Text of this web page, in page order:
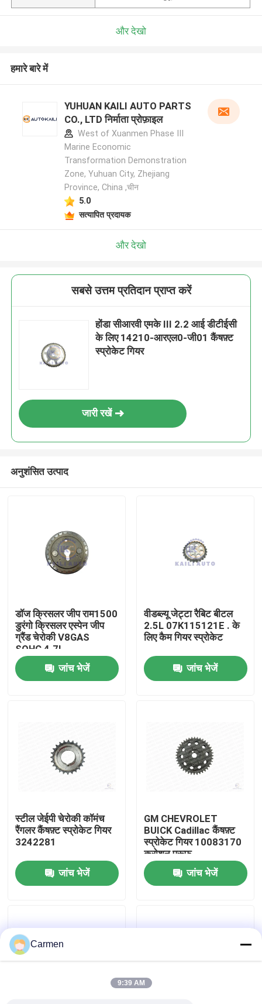
कारखाने का दौरा
हमसे संपर्क करें
बोली मांगें
और देखो
हमारे बारे में
YUHUAN KAILI AUTO PARTS
CO., LTD निर्माता प्रोफ़ाइल
West of Xuanmen Phase III
Marine Economic
Transformation Demonstration
Zone, Yuhuan City, Zhejiang
Province, China ,चीन
5.0
सत्यापित प्रदायक
और देखो
सबसे उत्तम प्रतिदान प्राप्त करें
होंडा सीआरवी एमके III 2.2 आई डीटीईसी
के लिए 14210-आरएल0-जी01 कैंषफ़्ट
स्प्रोकेट गियर
जारी रखें
अनुशंसित उत्पाद
डॉज क्रिसलर जीप राम1500
डुरंगो क्रिसलर एस्पेन जीप
ग्रैंड चेरोकी V8GAS
SOHC 4.7L
53021965AA के लिए कैम
गियर स्प्रोकेटजांच भेजें
वीडब्ल्यू जेट्टा रैबिट बीटल
2.5L 07K115121E . के
लिए कैम गियर स्प्रोकेट
जांच भेजें
स्टील जेईपी चेरोकी कॉमंच
रैंगलर कैंषफ़्ट स्प्रोकेट गियर
3242281
जांच भेजें
GM CHEVROLET
BUICK Cadillac कैंषफ़्ट
स्प्रोकेट गियर 10083170
करोश़न प्रूफ
जांच भेजें
Carmen
9:39 AM